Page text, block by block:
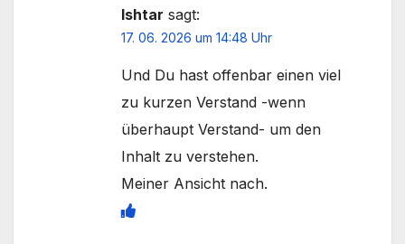
Ishtar sagt:
17. 06. 2026 um 14:48 Uhr
Und Du hast offenbar einen viel
zu kurzen Verstand -wenn
überhaupt Verstand- um den
Inhalt zu verstehen.
Meiner Ansicht nach.